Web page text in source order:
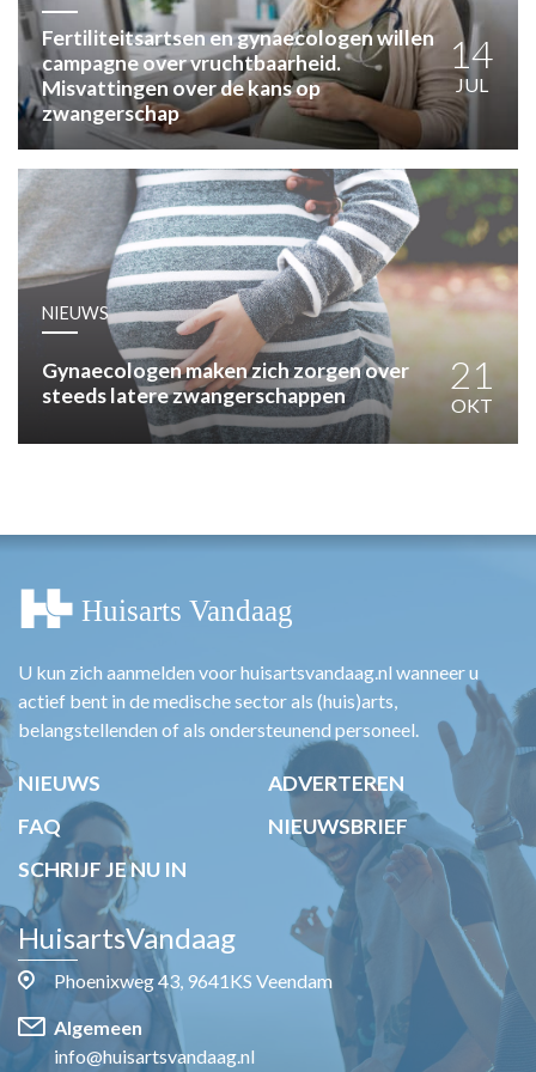
PRAKTIJKZAKEN
TARIEVEN
VPHUISARTSEN
MEDISCHE VAKHANDEL
INLOGGEN
REGISTRATIE
Fertiliteitsartsen en gynaecologen willen
campagne over vruchtbaarheid.
Misvattingen over de kans op
zwangerschap
14
JUL
NIEUWS
Gynaecologen maken zich zorgen over
steeds latere zwangerschappen
21
OKT
U kun zich aanmelden voor huisartsvandaag.nl wanneer u
actief bent in de medische sector als (huis)arts,
belangstellenden of als ondersteunend personeel.
NIEUWS
ADVERTEREN
FAQ
NIEUWSBRIEF
SCHRIJF JE NU IN
HuisartsVandaag
Phoenixweg 43, 9641KS Veendam
Algemeen
info@huisartsvandaag.nl